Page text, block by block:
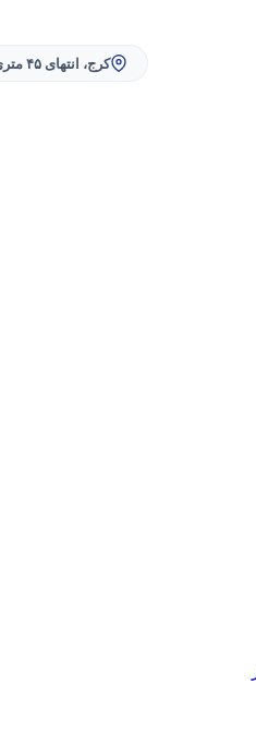
کرج، انتهای ۴۵ متری گلشهر، جنب پمپ بنزین، خیابان حاتمی، پلاک ۳۵